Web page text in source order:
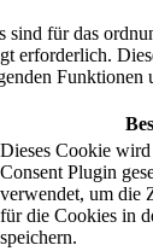
sind für das
erforderlich.
Funktionen
Dieses Cookie
Consent Plugin
verwendet, um die
für die Cookies in
speichern.